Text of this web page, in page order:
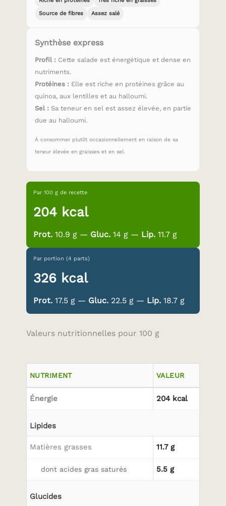
Source de fibres
Assez salé
Synthèse express
Profil : Cette salade est énergétique et dense en
nutriments.
Protéines : Elle est riche en protéines grâce au
quinoa, aux lentilles et au halloumi.
Sel : Sa teneur en sel est assez élevée, en partie
due au halloumi.
À consommer plutôt occasionnellement en raison de sa
teneur élevée en graisses et en sel.
Par 100 g de recette
204 kcal
Prot. 10.9 g — Gluc. 14 g — Lip. 11.7 g
Par portion (4 parts)
326 kcal
Prot. 17.5 g — Gluc. 22.5 g — Lip. 18.7 g
Valeurs nutritionnelles pour 100 g
NUTRIMENT VALEUR
Énergie 204 kcal
Lipides
Matières grasses 11.7 g
dont acides gras saturés 5.5 g
Glucides